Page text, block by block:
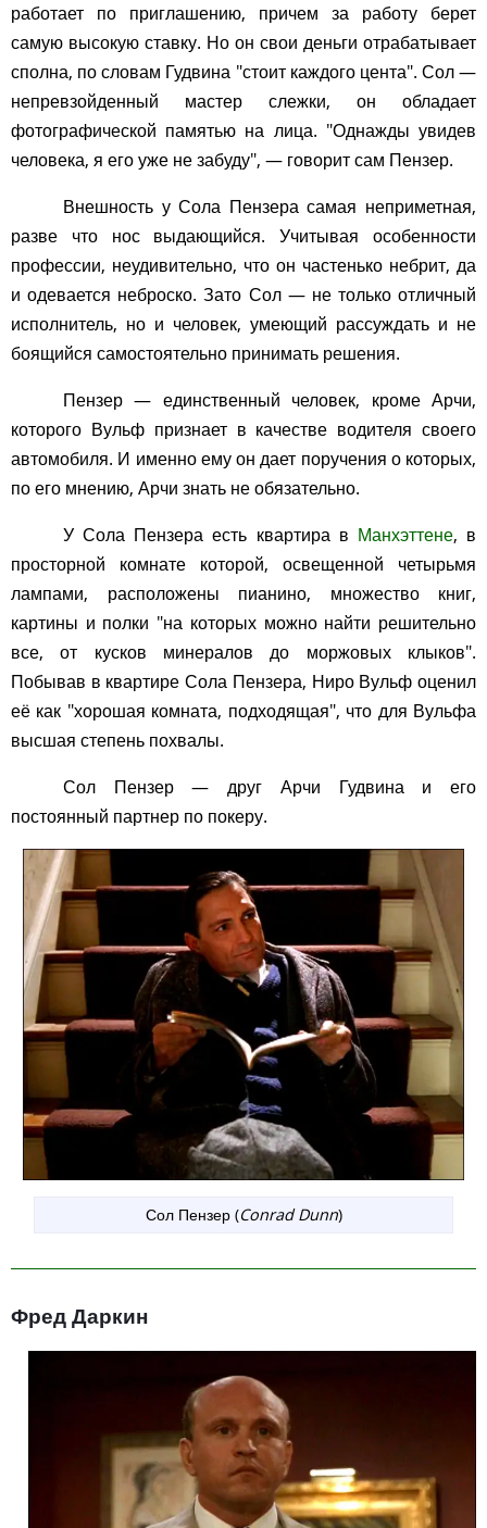
работает по приглашению, причем за работу берет
самую высокую ставку. Но он свои деньги отрабатывает
сполна, по словам Гудвина "стоит каждого цента". Сол —
непревзойденный мастер слежки, он обладает
фотографической памятью на лица. "Однажды увидев
человека, я его уже не забуду", — говорит сам Пензер.
Внешность у Сола Пензера самая неприметная,
разве что нос выдающийся. Учитывая особенности
профессии, неудивительно, что он частенько небрит, да
и одевается неброско. Зато Сол — не только отличный
исполнитель, но и человек, умеющий рассуждать и не
боящийся самостоятельно принимать решения.
Пензер — единственный человек, кроме Арчи,
которого Вульф признает в качестве водителя своего
автомобиля. И именно ему он дает поручения о которых,
по его мнению, Арчи знать не обязательно.
У Сола Пензера есть квартира в Манхэттене, в
просторной комнате которой, освещенной четырьмя
лампами, расположены пианино, множество книг,
картины и полки "на которых можно найти решительно
все, от кусков минералов до моржовых клыков".
Побывав в квартире Сола Пензера, Ниро Вульф оценил
её как "хорошая комната, подходящая", что для Вульфа
высшая степень похвалы.
Сол Пензер — друг Арчи Гудвина и его
постоянный партнер по покеру.
Сол Пензер (Conrad Dunn)
Фред Даркин